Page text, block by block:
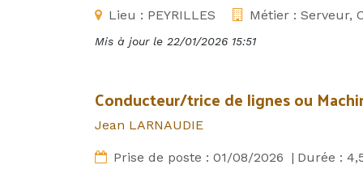
Lieu : PEYRILLES Métier : Serveur,
Mis à jour le 22/01/2026 15:51
Conducteur/trice de lignes ou
Jean LARNAUDIE
Prise de poste : 01/08/2026 | Durée :